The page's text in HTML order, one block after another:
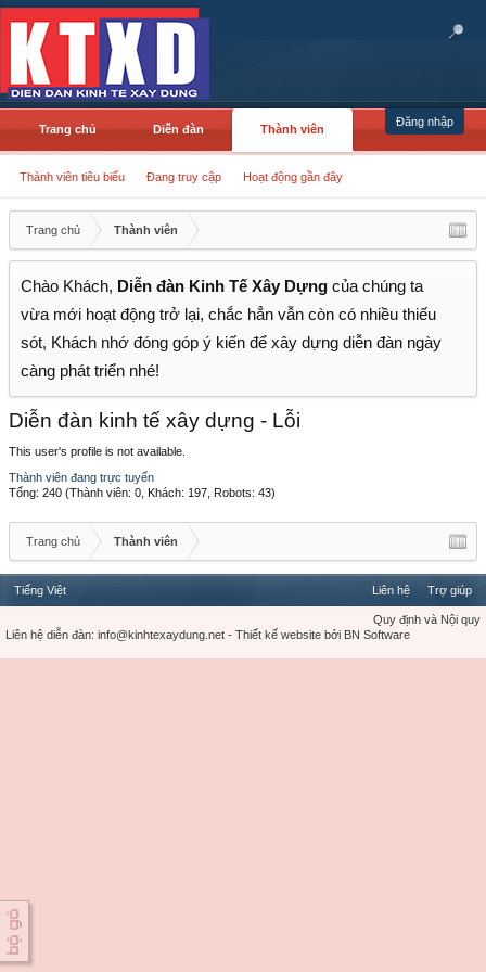
Đăng nhập
Trang chủ Diễn đàn Thành viên
Thành viên tiêu biểu Đang truy cập Hoạt động gần đây
Trang chủ Thành viên
Chào Khách, Diễn đàn Kinh Tế Xây Dựng của chúng ta
vừa mới hoạt động trở lại, chắc hẳn vẫn còn có nhiều thiếu
sót, Khách nhớ đóng góp ý kiến để xây dựng diễn đàn ngày
càng phát triển nhé!
Diễn đàn kinh tế xây dựng - Lỗi
This user's profile is not available.
Thành viên đang trực tuyến
Tổng: 240 (Thành viên: 0, Khách: 197, Robots: 43)
Trang chủ Thành viên
Tiếng Việt Liên hệ Trợ giúp
Quy định và Nội quy
Liên hệ diễn đàn: info@kinhtexaydung.net - Thiết kế website bởi BN Software